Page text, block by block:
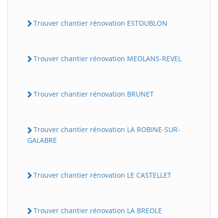
Trouver chantier rénovation ESTOUBLON
Trouver chantier rénovation MEOLANS-REVEL
Trouver chantier rénovation BRUNET
Trouver chantier rénovation LA ROBINE-SUR-
GALABRE
Trouver chantier rénovation LE CASTELLET
Trouver chantier rénovation LA BREOLE